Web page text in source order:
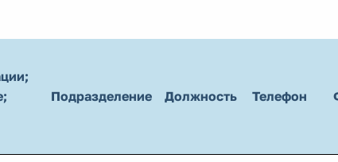
Подразделение Должность Телефон